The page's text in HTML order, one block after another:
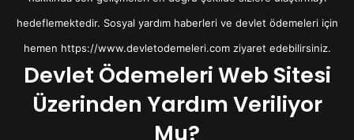
hedeflemektedir. Sosyal yardım haberleri ve devlet ödemeleri için
hemen https://www.devletodemeleri.comziyaret edebilirsiniz.
Devlet Ödemeleri Web Sitesi
Üzerinden Yardım Veriliyor
Mu?